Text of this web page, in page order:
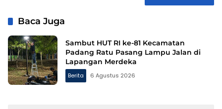
Baca Juga
Sambut HUT RI ke-81 Kecamatan
Padang Ratu Pasang Lampu Jalan di
Lapangan Merdeka
Berita 6 Agustus 2026